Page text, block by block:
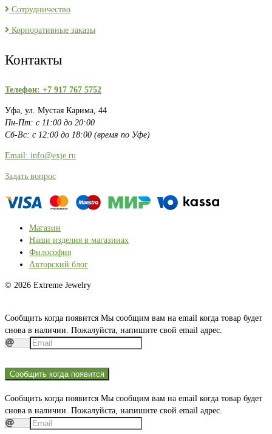
Сотрудничество
Корпоративные заказы
Контакты
Телефон: +7 917 767 5752
Уфа, ул. Мустая Карима, 44
Пн-Пт: с 11:00 до 20:00
Сб-Вс: с 12:00 до 18:00 (время по Уфе)
Email: info@exje.ru
Задать вопрос
Магазин
Наши изделия в магазинах
Философия
Авторский блог
© 2026 Extreme Jewelry
Сообщить когда появится Мы сообщим вам на email когда товар будет
снова в наличии. Пожалуйста, напишите свой email адрес.
Сообщить когда появится
Сообщить когда появится Мы сообщим вам на email когда товар будет
снова в наличии. Пожалуйста, напишите свой email адрес.